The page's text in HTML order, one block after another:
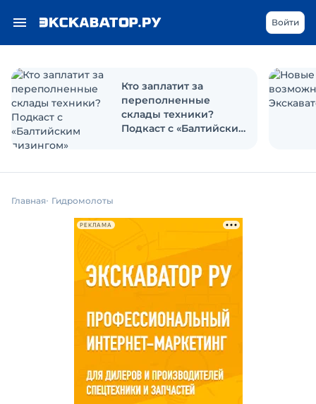
Войти
Кто заплатит за
переполненные
склады техники?
Подкаст с «Балтийским
Главная Гидромолоты
РЕКЛАМА